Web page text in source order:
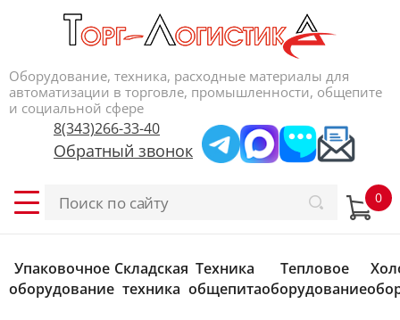
Оборудование, техника, расходные материалы для
автоматизации в торговле, промышленности, общепите
и социальной сфере
8(343)266-33-40
Обратный звонок
Упаковочное
оборудование
Складская
техника
Техника
общепита
Тепловое
оборудование